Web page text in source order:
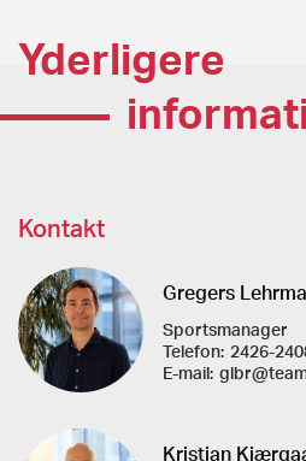
Lederuddannelse-i-elitesport -
Lederuddannelse-i-elitesport -
Lederuddannelse-i-elitesport -
Lederuddannelse-i-
Yderligere
Kontakt
Gregers
Sportsmanager
Telefon: 2426-
E-mail:
Kristian